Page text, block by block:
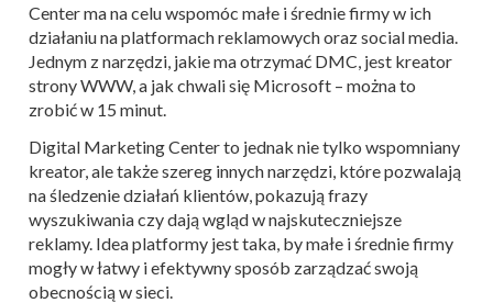
Center ma na celu wspomóc małe i średnie firmy w ich
działaniu na platformach reklamowych oraz social media.
Jednym z narzędzi, jakie ma otrzymać DMC, jest kreator
strony WWW, a jak chwali się Microsoft – można to
zrobić w 15 minut.
Digital Marketing Center to jednak nie tylko wspomniany
kreator, ale także szereg innych narzędzi, które pozwalają
na śledzenie działań klientów, pokazują frazy
wyszukiwania czy dają wgląd w najskuteczniejsze
reklamy. Idea platformy jest taka, by małe i średnie firmy
mogły w łatwy i efektywny sposób zarządzać swoją
obecnością w sieci.